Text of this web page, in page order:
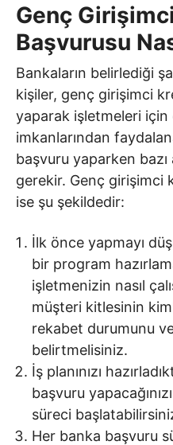
Genç
Başvurusu
Bankaların belirlediği
kişiler, genç girişimci
yaparak işletmeleri
imkanlarından
başvuru yaparken bazı
gerekir. Genç girişimci
ise şu şekildedir:
İlk önce yapmayı
bir program
işletmenizin nasıl
müşteri kitlesinin
rekabet durumunu
belirtmelisiniz.
İş planınızı
başvuru
süreci
Her banka başvuru